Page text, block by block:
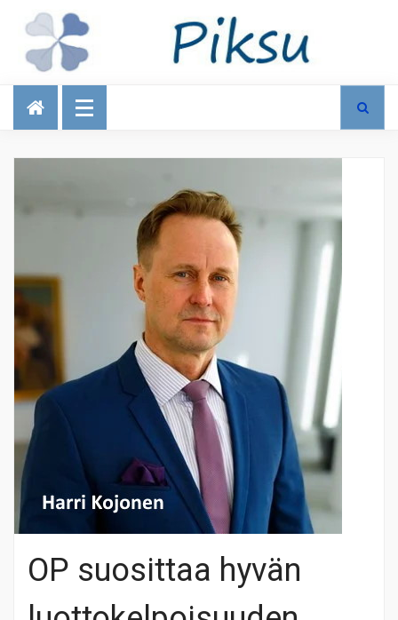
Talous
OP suosittaa hyvän